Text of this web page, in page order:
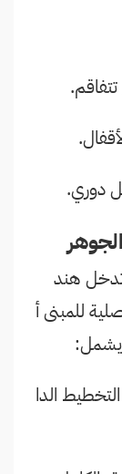
دوري.
هند
للمبنى أ
يشمل:
الدا